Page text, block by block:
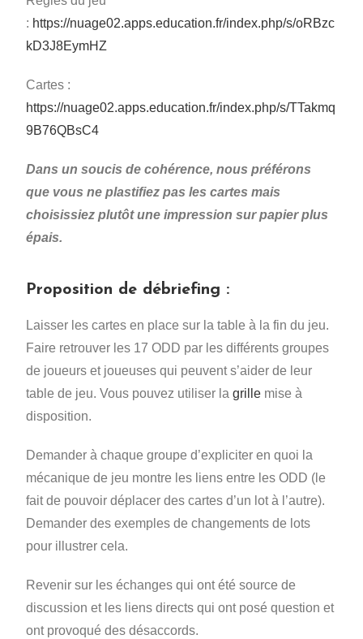
: https://nuage02.apps.education.fr/index.php/s/oRBzc
kD3J8EymHZ
Cartes :
https://nuage02.apps.education.fr/index.php/s/TTakmq
9B76QBsC4
Dans un soucis de cohérence, nous préférons
que vous ne plastifiez pas les cartes mais
choisissiez plutôt une impression sur papier plus
épais.
Proposition de débriefing :
Laisser les cartes en place sur la table à la fin du jeu.
Faire retrouver les 17 ODD par les différents groupes
de joueurs et joueuses qui peuvent s’aider de leur
table de jeu. Vous pouvez utiliser lagrille mise à
disposition.
Demander à chaque groupe d’expliciter en quoi la
mécanique de jeu montre les liens entre les ODD (le
fait de pouvoir déplacer des cartes d’un lot à l’autre).
Demander des exemples de changements de lots
pour illustrer cela.
Revenir sur les échanges qui ont été source de
discussion et les liens directs qui ont posé question et
ont provoqué des désaccords.